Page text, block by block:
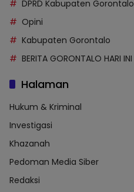
DPRD Kabupaten Gorontalo
Opini
Kabupaten Gorontalo
BERITA GORONTALO HARI INI
Halaman
Hukum & Kriminal
Investigasi
Khazanah
Pedoman Media Siber
Redaksi